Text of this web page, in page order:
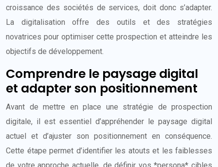
croissance des sociétés de services, doit donc s’adapter.
La digitalisation offre des outils et des stratégies
novatrices pour optimiser cette prospection et atteindre les
objectifs de développement.
Comprendre le paysage digital
et adapter son positionnement
Avant de mettre en place une stratégie de prospection
digitale, il est essentiel d’appréhender le paysage digital
actuel et d’ajuster son positionnement en conséquence.
Cette étape permet d’identifier les atouts et les faiblesses